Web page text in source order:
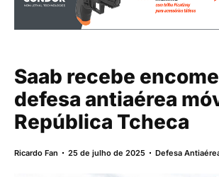
Saab recebe
defesa antiaérea
República Tcheca
Ricardo Fan 25 de julho de 2025 Defesa